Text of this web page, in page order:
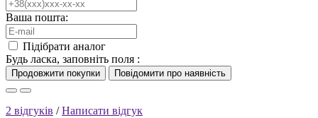
Ваша пошта:
Підібрати аналог
Будь ласка, заповніть поля :
2 відгуків /Написати відгук